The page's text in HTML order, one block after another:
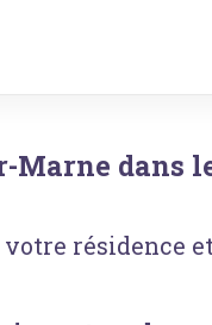
Marne dans
résidence